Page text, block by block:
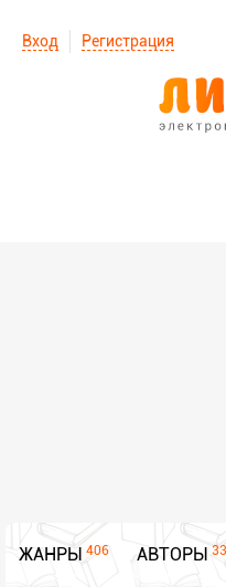
Вход Регистрация
ЖАНРЫ 406 АВТОРЫ